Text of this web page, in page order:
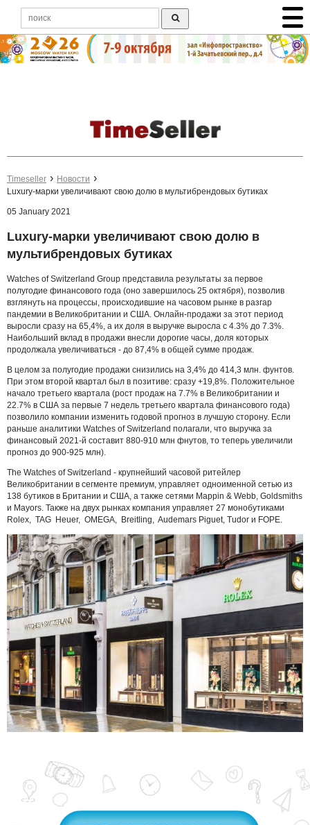
Timeseller
Новости
Luxury-марки увеличивают свою долю в мультибрендовых бутиках
05 January 2021
Luxury-марки увеличивают свою долю в
мультибрендовых бутиках
Watches of Switzerland Group представила результаты за первое
полугодие финансового года (оно завершилось 25 октября), позволив
взглянуть на процессы, происходившие на часовом рынке в разгар
пандемии в Великобритании и США. Онлайн-продажи за этот период
выросли сразу на 65,4%, а их доля в выручке выросла с 4.3% до 7.3%.
Наибольший вклад в продажи внесли дорогие часы, доля которых
продолжала увеличиваться - до 87,4% в общей сумме продаж.
В целом за полугодие продажи снизились на 3,4% до 414,3 млн. фунтов.
При этом второй квартал был в позитиве: сразу +19,8%. Положительное
начало третьего квартала (рост продаж на 7.7% в Великобритании и
22.7% в США за первые 7 недель третьего квартала финансового года)
позволило компании изменить годовой прогноз в лучшую сторону. Если
раньше аналитики Watches of Switzerland полагали, что выручка за
финансовый 2021-й составит 880-910 млн фнутов, то теперь увеличили
прогноз до 900-925 млн).
The Watches of Switzerland - крупнейший часовой ритейлер
Великобритании в сегменте премиум, управляет одноименной сетью из
138 бутиков в Британии и США, а также сетями Mappin & Webb, Goldsmiths
и Mayors. Также на двух рынках компания управляет 27 монобутиками
Rolex, TAG Heuer, OMEGA, Breitling, Audemars Piguet, Tudor и FOPE.